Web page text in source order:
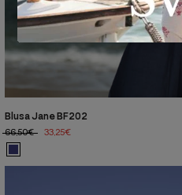
Blusa Jane BF202
66,50€
33,25€